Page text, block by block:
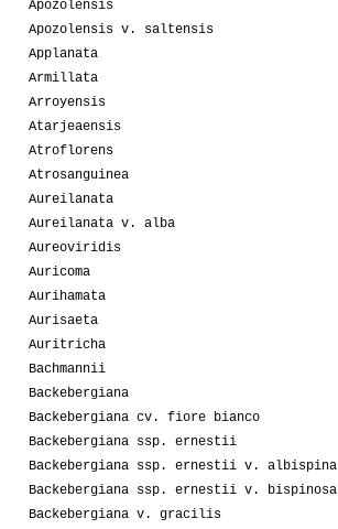
Apozolensis
Apozolensis v. saltensis
Applanata
Armillata
Arroyensis
Atarjeaensis
Atroflorens
Atrosanguinea
Aureilanata
Aureilanata v. alba
Aureoviridis
Auricoma
Aurihamata
Aurisaeta
Auritricha
Bachmannii
Backebergiana
Backebergiana cv. fiore bianco
Backebergiana ssp. ernestii
Backebergiana ssp. ernestii v. albispina
Backebergiana ssp. ernestii v. bispinosa
Backebergiana v. gracilis